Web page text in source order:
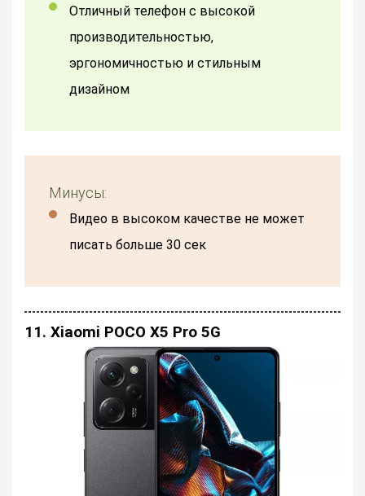
Отличный телефон с высокой
производительностью,
эргономичностью и стильным
дизайном
Минусы:
видео в высоком качестве не может
писать больше 30 сек
11. Xiaomi POCO X5 Pro 5G